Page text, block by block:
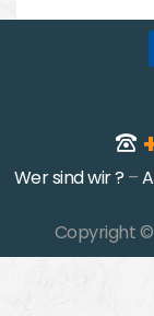
Wer sind wir ? –
Copyright ©